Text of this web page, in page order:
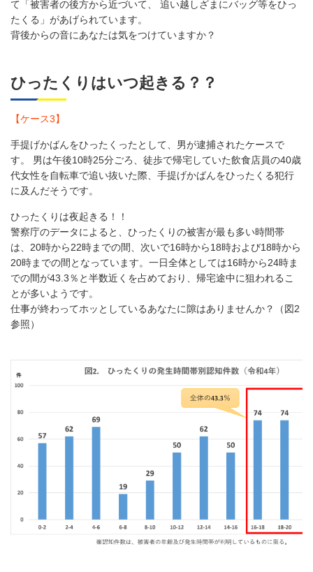
て「被害者の後方から近づいて、 追い越しざまにバッグ等をひっ
たくる」があげられています。
背後からの音にあなたは気をつけていますか？
ひったくりはいつ起きる？？
【ケース3】
手提げかばんをひったくったとして、男が逮捕されたケースで
す。 男は午後10時25分ごろ、徒歩で帰宅していた飲食店員の40歳
代女性を自転車で追い抜いた際、手提げかばんをひったくる犯行
に及んだそうです。
ひったくりは夜起きる！！
警察庁のデータによると、ひったくりの被害が最も多い時間帯
は、20時から22時までの間、次いで16時から18時および18時から
20時までの間となっています。一日全体としては16時から24時ま
での間が43.3％と半数近くを占めており、帰宅途中に狙われるこ
とが多いようです。
仕事が終わってホッとしているあなたに隙はありませんか？（図2
参照）